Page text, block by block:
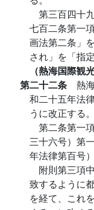
第三百四十
七百二条第一
画法第二条」
され」を「指
（熱海国際観
第二十二条 熱
和二十五年法
うに改正する。
第二条第一
三十六号）第
年法律第百号
附則第三項
致するように
を経て、これ